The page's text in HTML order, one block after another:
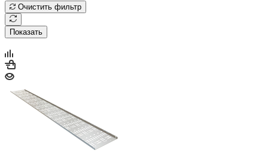
Очистить фильтр
Показать